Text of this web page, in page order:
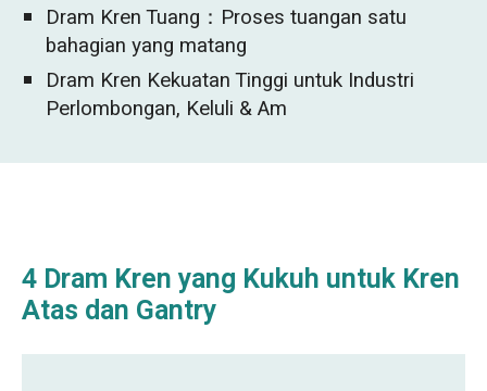
Dram Kren Tuang：Proses tuangan satu
bahagian yang matang
Dram Kren Kekuatan Tinggi untuk Industri
Perlombongan, Keluli & Am
4 Dram Kren yang Kukuh untuk Kren
Atas dan Gantry